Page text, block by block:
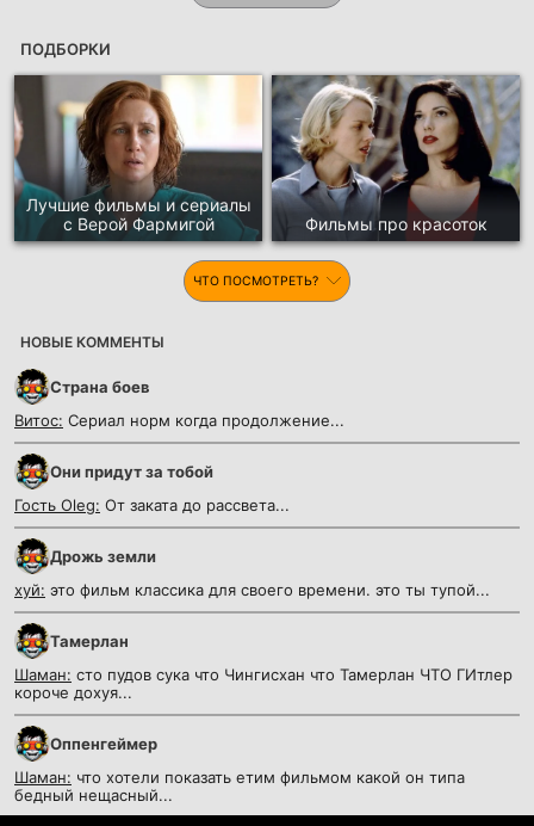
ПОДБОРКИ
Лучшие фильмы и сериалы
с Верой Фармигой
Фильмы про красоток
ЧТО ПОСМОТРЕТЬ?
НОВЫЕ КОММЕНТЫ
Страна боев
Витос: Сериал норм когда продолжение...
Они придут за тобой
Гость Oleg: От заката до рассвета...
Дрожь земли
хуй: это фильм классика для своего времени. это ты тупой...
Тамерлан
Шаман: сто пудов сука что Чингисхан что Тамерлан ЧТО ГИтлер
короче дохуя...
Оппенгеймер
Шаман: что хотели показать етим фильмом какой он типа
бедный нещасный...